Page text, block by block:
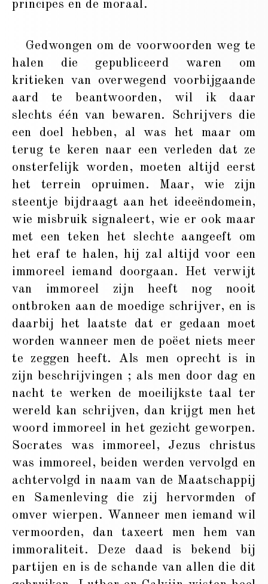
principes en de moraal.
Gedwongen om de voorwoorden weg te
halen die gepubliceerd waren om
kritieken van overwegend voorbijgaande
aard te beantwoorden, wil ik daar
slechts één van bewaren. Schrijvers die
een doel hebben, al was het maar om
terug te keren naar een verleden dat ze
onsterfelijk worden, moeten altijd eerst
het terrein opruimen. Maar, wie zijn
steentje bijdraagt aan het ideeëndomein,
wie misbruik signaleert, wie er ook maar
met een teken het slechte aangeeft om
het eraf te halen, hij zal altijd voor een
immoreel iemand doorgaan. Het verwijt
van immoreel zijn heeft nog nooit
ontbroken aan de moedige schrijver, en is
daarbij het laatste dat er gedaan moet
worden wanneer men de poëet niets meer
te zeggen heeft. Als men oprecht is in
zijn beschrijvingen ; als men door dag en
nacht te werken de moeilijkste taal ter
wereld kan schrijven, dan krijgt men het
woord immoreel in het gezicht geworpen.
Socrates was immoreel, Jezus christus
was immoreel, beiden werden vervolgd en
achtervolgd in naam van de Maatschappij
en Samenleving die zij hervormden of
omver wierpen. Wanneer men iemand wil
vermoorden, dan taxeert men hem van
immoraliteit. Deze daad is bekend bij
partijen en is de schande van allen die dit